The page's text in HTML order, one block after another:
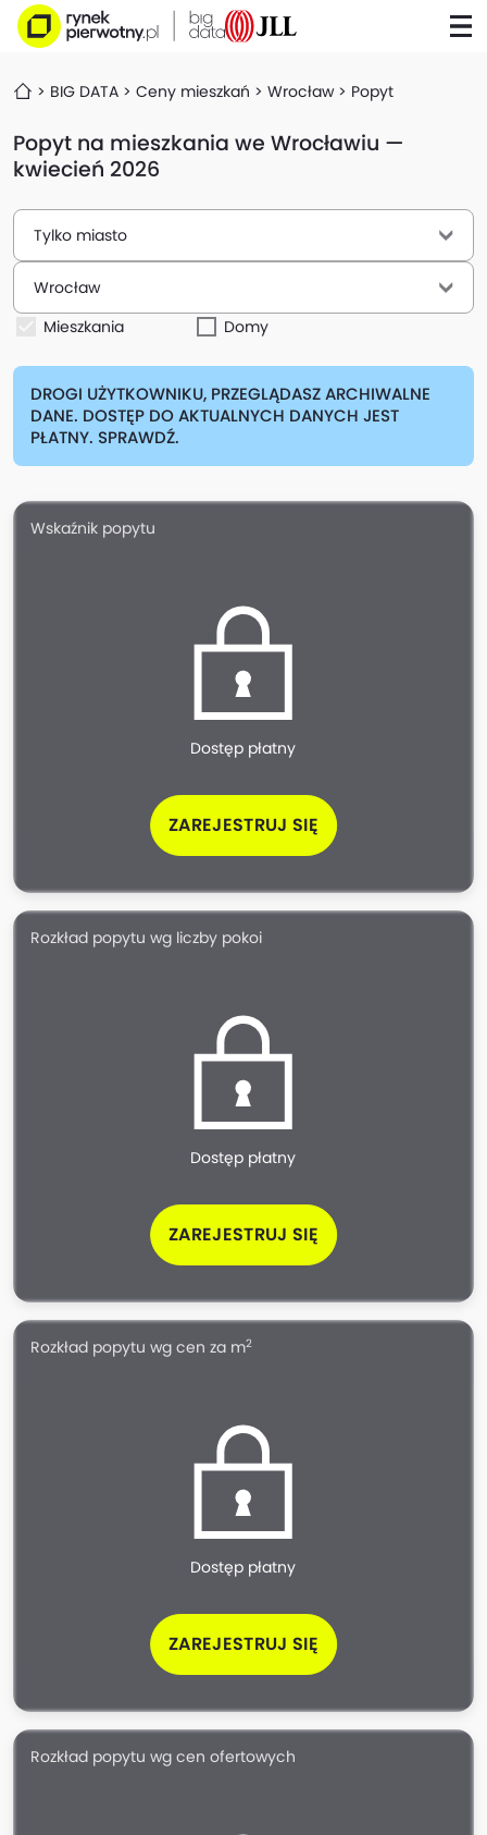
BIG DATA Ceny mieszkań Wrocław Popyt
Popyt na mieszkania we Wrocławiu —
kwiecień 2026
Mieszkania Domy
Tylko miasto
Wrocław
DROGI UŻYTKOWNIKU, PRZEGLĄDASZ ARCHIWALNE
DANE. DOSTĘP DO AKTUALNYCH DANYCH JEST
PŁATNY. SPRAWDŹ.
Wskaźnik popytu
Dostęp płatny
ZAREJESTRUJ SIĘ
Rozkład popytu wg liczby pokoi
Dostęp płatny
ZAREJESTRUJ SIĘ
Rozkład popytu wg cen za m2
Dostęp płatny
ZAREJESTRUJ SIĘ
Rozkład popytu wg cen ofertowych